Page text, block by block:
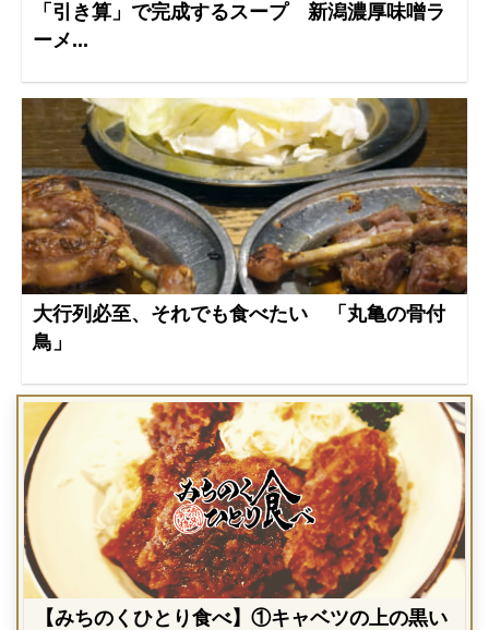
「引き算」で完成するスープ 新潟濃厚味噌ラ
ーメ...
大行列必至、それでも食べたい 「丸亀の骨付
鳥」
【みちのくひとり食べ】①キャベツの上の黒い